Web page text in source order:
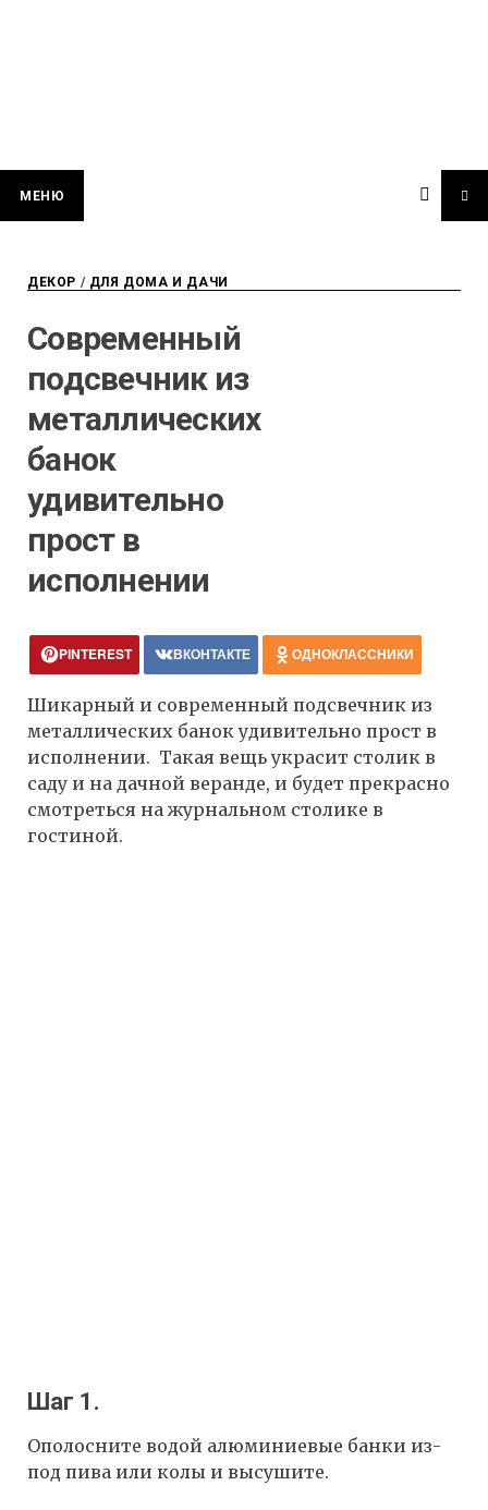
МЕНЮ
ДЕКОР / ДЛЯ ДОМА И ДАЧИ
Современный
подсвечник из
металлических
банок
удивительно
прост в
исполнении
PINTEREST ВКОНТАКТЕ ОДНОКЛАССНИКИ
Шикарный и современный подсвечник из
металлических банок удивительно прост в
исполнении. Такая вещь украсит столик в
саду и на дачной веранде, и будет прекрасно
смотреться на журнальном столике в
гостиной.
Шаг 1.
Ополосните водой алюминиевые банки из-
под пива или колы и высушите.